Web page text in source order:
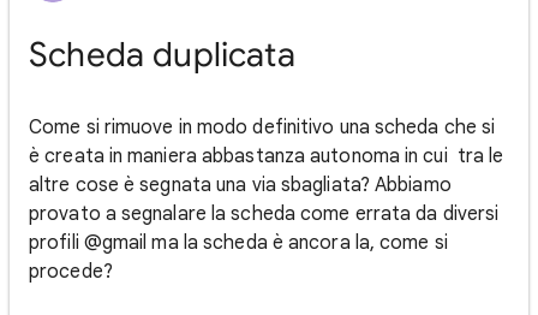
Scheda duplicata
Come si rimuove in modo definitivo una scheda che si
è creata in maniera abbastanza autonoma in cui tra le
altre cose è segnata una via sbagliata? Abbiamo
provato a segnalare la scheda come errata da diversi
profili @gmail ma la scheda è ancora la, come si
procede?